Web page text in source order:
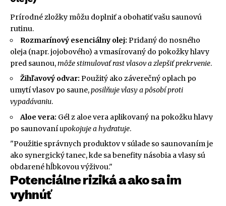
Prírodné zložky môžu doplniť a obohatiť vašu saunovú
rutinu.
Rozmarínový esenciálny olej: Pridaný do nosného
oleja (napr. jojobového) a vmasírovaný do pokožky hlavy
pred saunou,môže stimulovať rast vlasov a zlepšiť prekrvenie.
Žihľavový odvar: Použitý ako záverečný oplach po
umytí vlasov po saune,posilňuje vlasy a pôsobí proti
vypadávaniu.
Aloe vera: Gél z aloe vera aplikovaný na pokožku hlavy
po saunovaníupokojuje a hydratuje.
"Použitie správnych produktov v súlade so saunovaním je
ako synergický tanec, kde sa benefity násobia a vlasy sú
obdarené hĺbkovou výživou."
Potenciálne riziká a ako sa im
vyhnúť